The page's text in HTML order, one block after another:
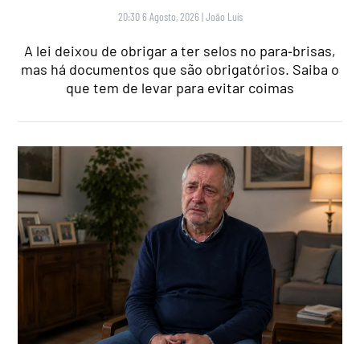
20:30 6 Agosto, 2026 |João Luís
A lei deixou de obrigar a ter selos no para‑brisas,
mas há documentos que são obrigatórios. Saiba o
que tem de levar para evitar coimas